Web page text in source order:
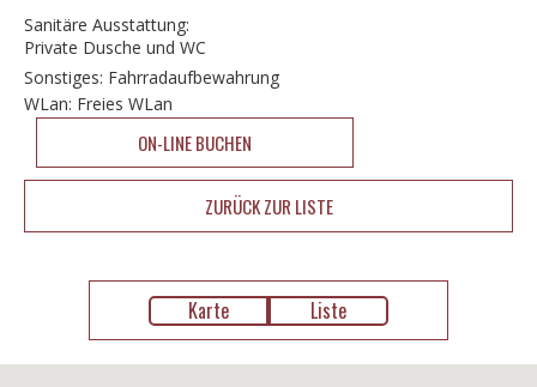
Sanitäre Ausstattung:
Private Dusche und WC
Sonstiges: Fahrradaufbewahrung
WLan: Freies WLan
ON-LINE BUCHEN
ZURÜCK ZUR LISTE
Karte Liste